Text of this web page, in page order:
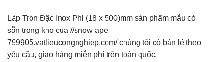
Láp Tròn Đặc Inox Phi (18 x 500)mm sản phẩm mẫu có
sẵn trong kho của //snow-ape-
799905.vatlieucongnghiep.com/ chúng tôi có bán lẻ theo
yêu cầu, giao hàng miễn phí trên toàn quốc.